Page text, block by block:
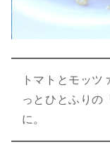
トマトとモッツ
っとひとふりの
に。